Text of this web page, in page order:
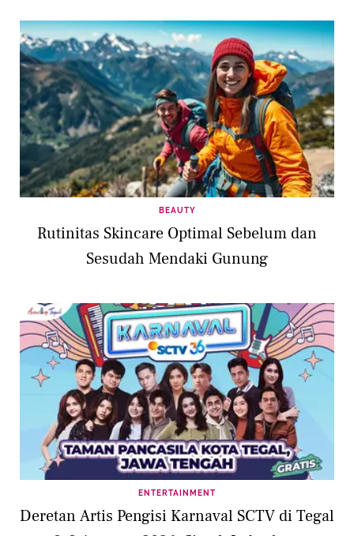
BEAUTY
Rutinitas Skincare Optimal Sebelum dan
Sesudah Mendaki Gunung
ENTERTAINMENT
Deretan Artis Pengisi Karnaval SCTV di Tegal